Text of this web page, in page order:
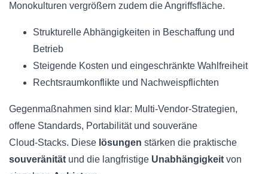
Monokulturen vergrößern zudem die Angriffsfläche.
Strukturelle Abhängigkeiten in Beschaffung und
Betrieb
Steigende Kosten und eingeschränkte Wahlfreiheit
Rechtsraumkonflikte und Nachweispflichten
Gegenmaßnahmen sind klar: Multi‑Vendor‑Strategien,
offene Standards, Portabilität und souveräne
Cloud‑Stacks. Diese lösungen stärken die praktische
souveränität und die langfristige Unabhängigkeit von